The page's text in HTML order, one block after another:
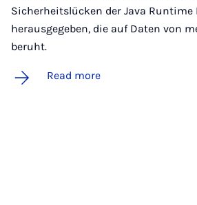
Sicherheitslücken der Java
herausgegeben, die auf Daten von
beruht.
Read more